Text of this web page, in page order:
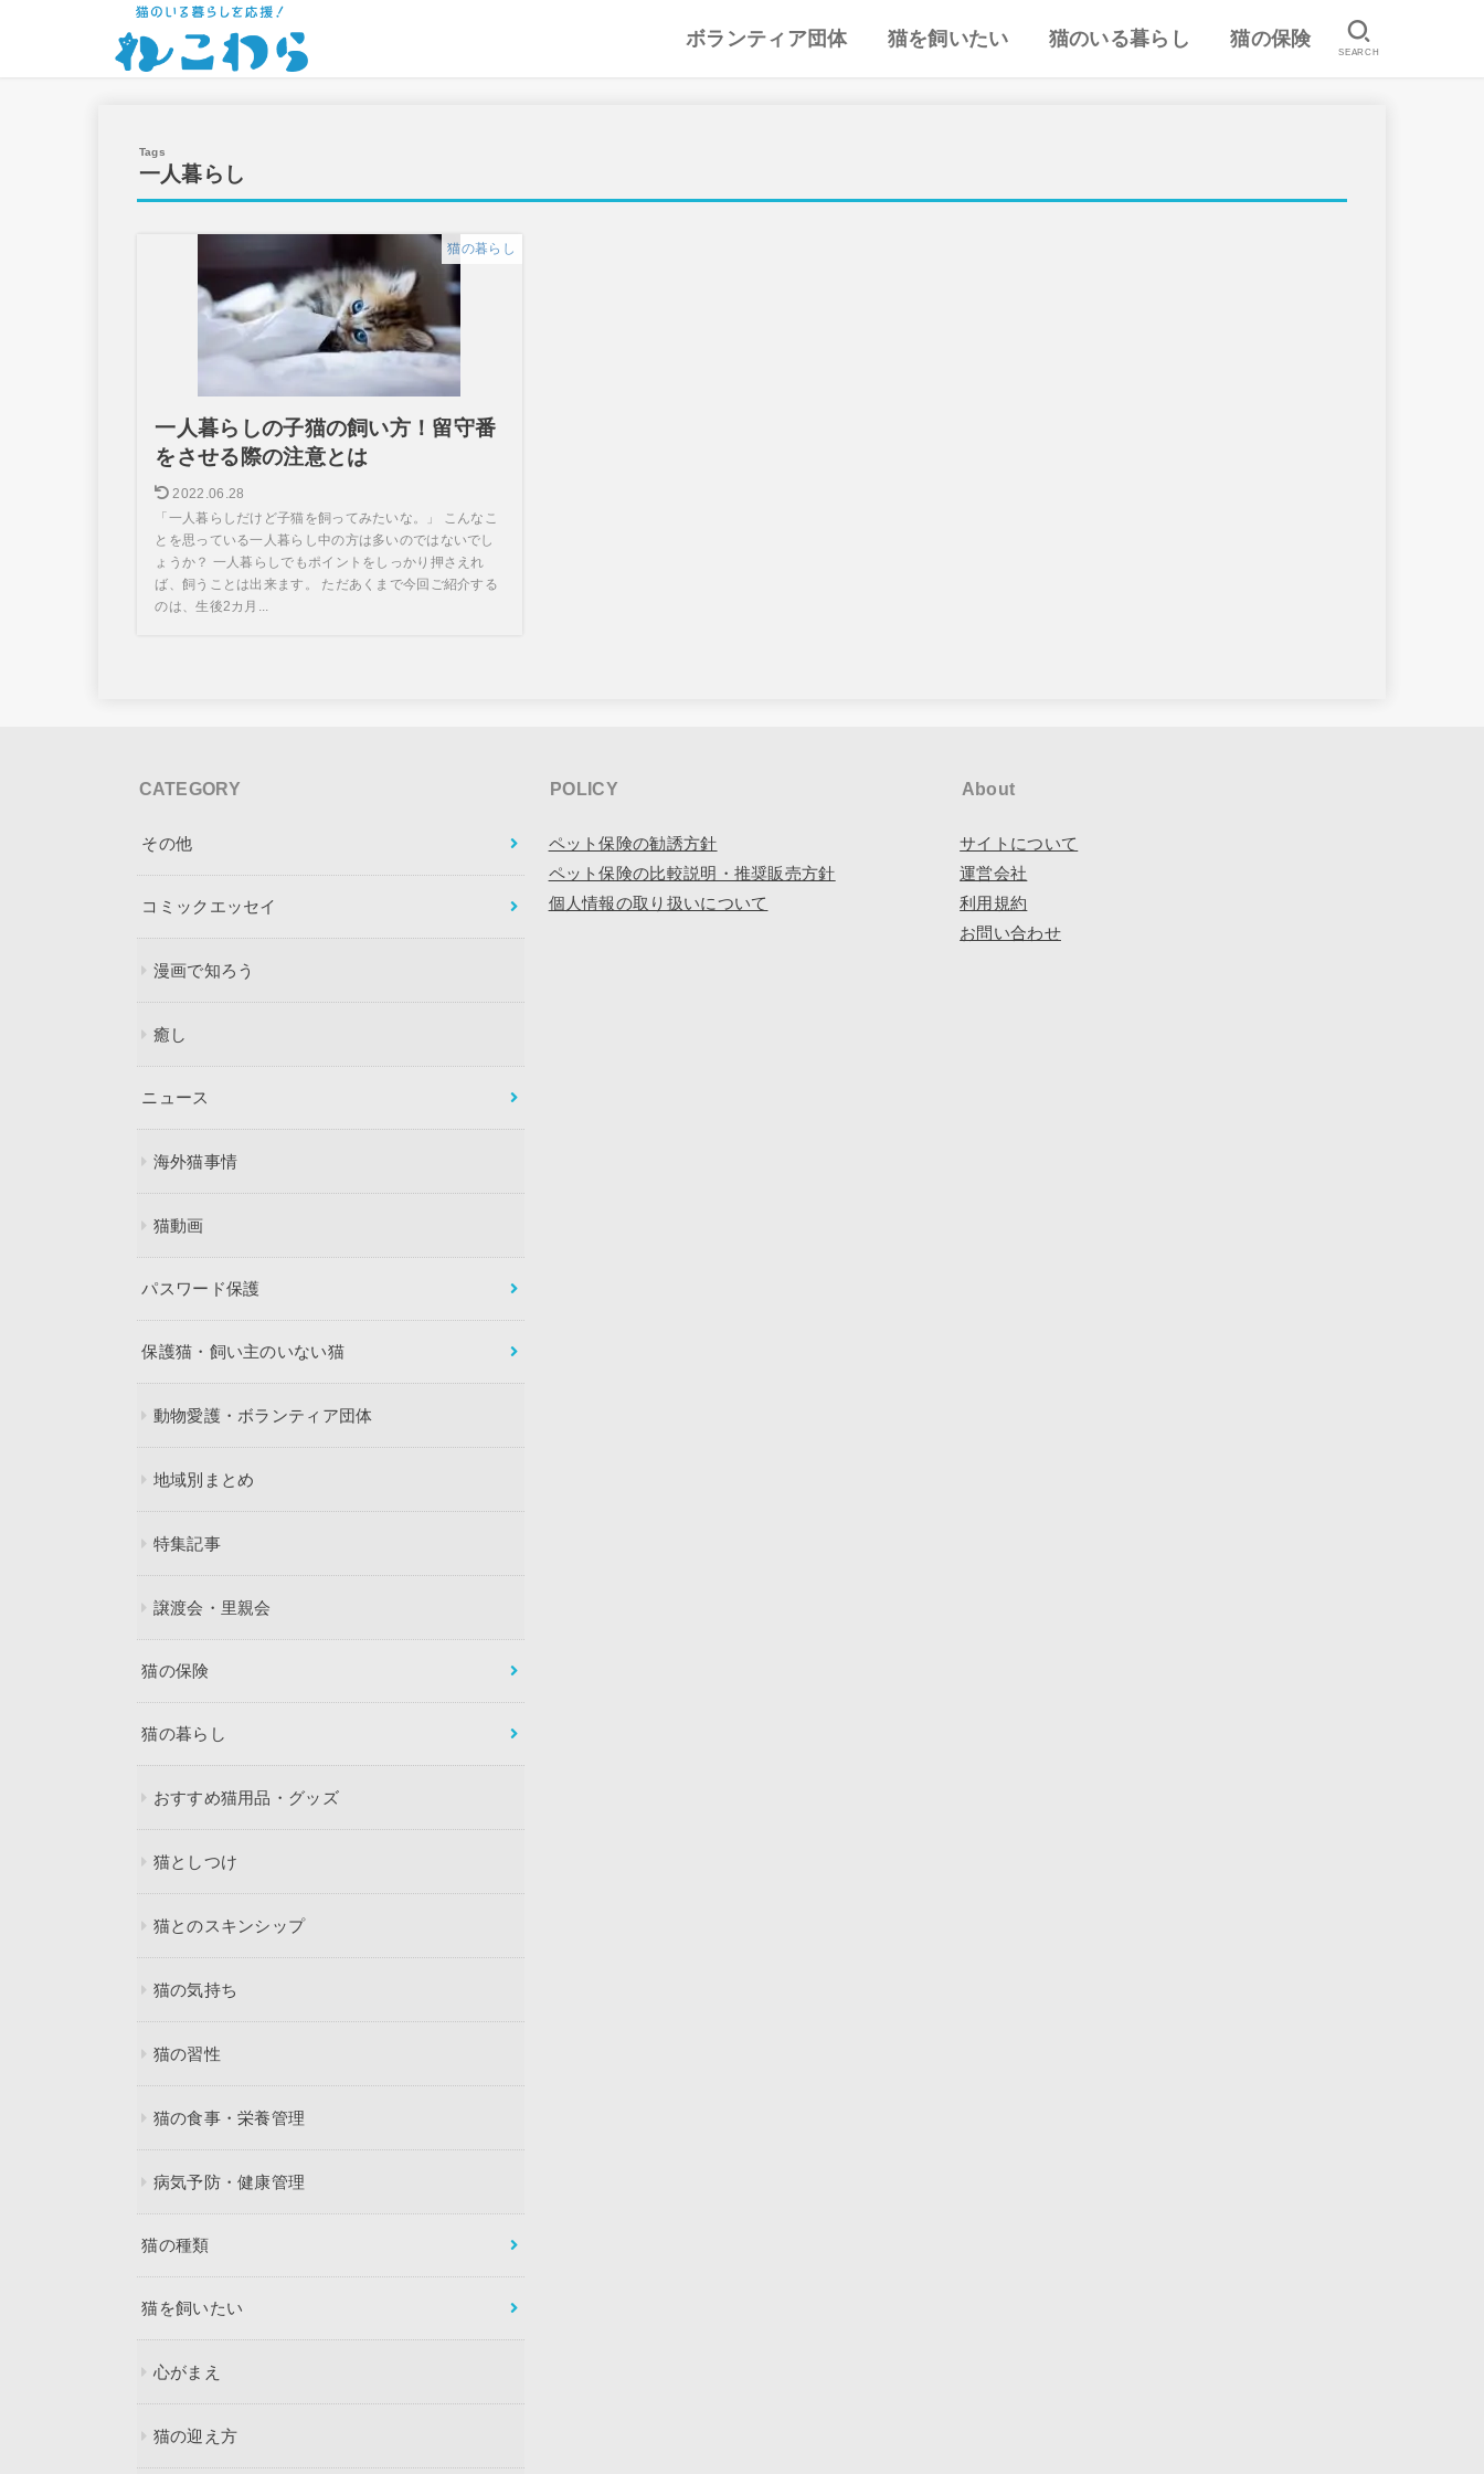
ボランティア団体 猫を飼いたい 猫のいる暮らし 猫の保険
SEARCH
一人暮らし
猫の暮らし
一人暮らしの子猫の飼い方！留守番
をさせる際の注意とは
2022.06.28
「一人暮らしだけど子猫を飼ってみたいな。」 こんなこ
とを思っている一人暮らし中の方は多いのではないでし
ょうか？ 一人暮らしでもポイントをしっかり押さえれ
ば、飼うことは出来ます。 ただあくまで今回ご紹介する
のは、生後2カ月...
CATEGORY
その他
コミックエッセイ
漫画で知ろう
癒し
ニュース
海外猫事情
猫動画
パスワード保護
保護猫・飼い主のいない猫
動物愛護・ボランティア団体
地域別まとめ
特集記事
譲渡会・里親会
猫の保険
猫の暮らし
おすすめ猫用品・グッズ
猫としつけ
猫とのスキンシップ
猫の気持ち
猫の習性
猫の食事・栄養管理
病気予防・健康管理
猫の種類
猫を飼いたい
心がまえ
猫の迎え方
POLICY
ペット保険の勧誘方針
ペット保険の比較説明・推奨販売方針
個人情報の取り扱いについて
About
サイトについて
運営会社
利用規約
お問い合わせ